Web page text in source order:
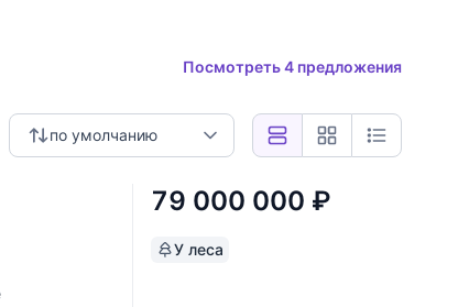
Посмотреть 4 предложения
по умолчанию
79 000 000 ₽
У леса